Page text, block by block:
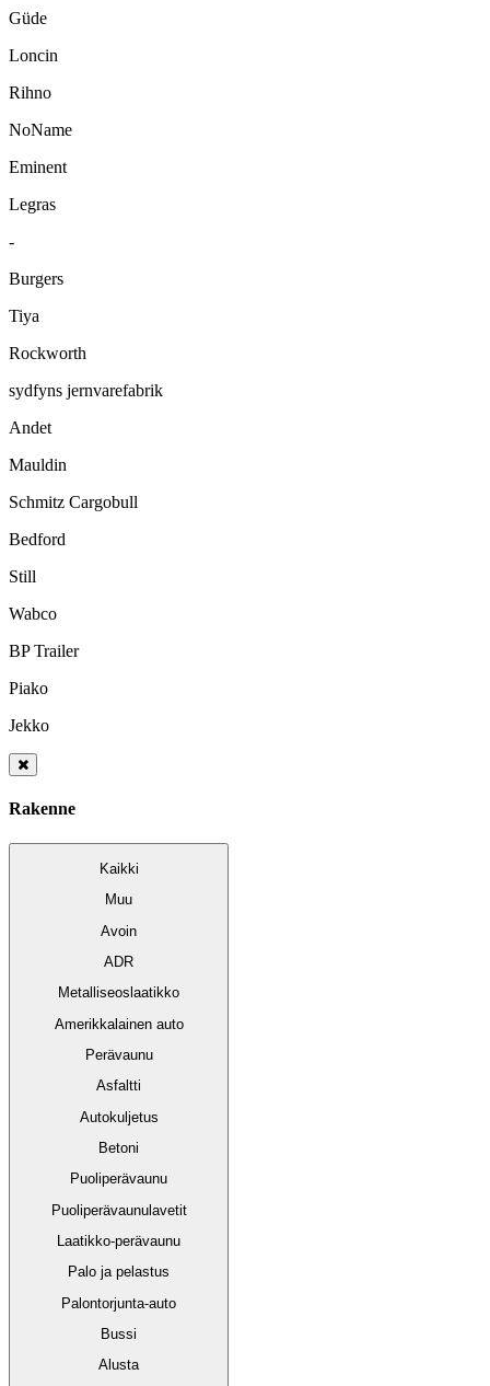
Güde
Loncin
Rihno
NoName
Eminent
Legras
-
Burgers
Tiya
Rockworth
sydfyns jernvarefabrik
Andet
Mauldin
Schmitz Cargobull
Bedford
Still
Wabco
BP Trailer
Piako
Jekko
Rakenne
Kaikki
Muu
Avoin
ADR
Metalliseoslaatikko
Amerikkalainen auto
Perävaunu
Asfaltti
Autokuljetus
Betoni
Puoliperävaunu
Puoliperävaunulavetit
Laatikko-perävaunu
Palo ja pelastus
Palontorjunta-auto
Bussi
Alusta